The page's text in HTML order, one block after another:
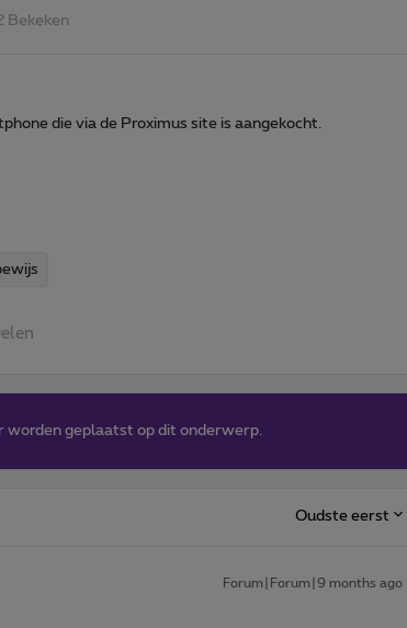
Bekeken
die via de Proximus site is aangekocht.
worden geplaatst op dit onderwerp.
Oudste eerst
Forum|Forum|9 months ago